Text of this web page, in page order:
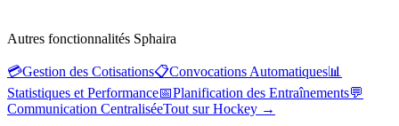
Autres fonctionnalités Sphaira
💳Gestion des Cotisations📋Convocations Automatiques📊
Statistiques et Performance📅Planification des Entraînements💬
Communication CentraliséeTout sur Hockey →